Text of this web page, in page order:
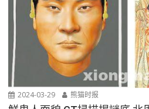
2024-03-29 熊猫时报